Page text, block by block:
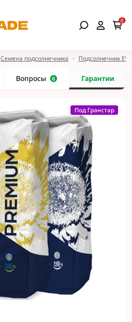
0
Семена подсолнечника Подсолнечник
Вопросы 0 Гарантии
Под Гранстар